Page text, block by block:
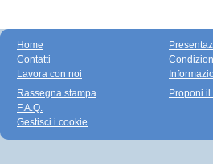
Home
Contatti
Lavora con noi
Rassegna stampa
F.A.Q.
Gestisci i cookie
Proponi il